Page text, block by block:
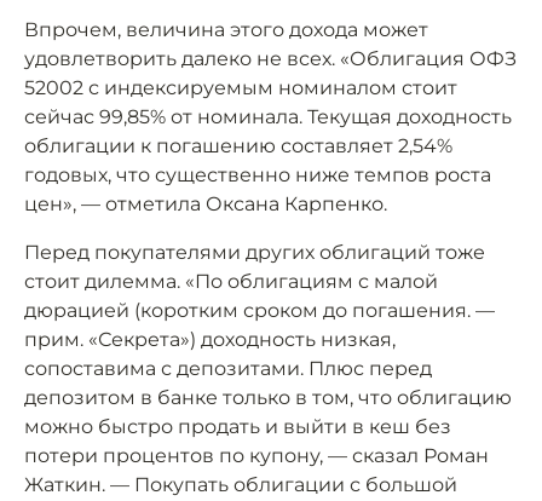
Впрочем, величина этого дохода может
удовлетворить далеко не всех. «Облигация ОФЗ
52002 с индексируемым номиналом стоит
сейчас 99,85% от номинала. Текущая доходность
облигации к погашению составляет 2,54%
годовых, что существенно ниже темпов роста
цен», — отметила Оксана Карпенко.
Перед покупателями других облигаций тоже
стоит дилемма. «По облигациям с малой
дюрацией (коротким сроком до погашения. —
прим. «Секрета») доходность низкая,
сопоставима с депозитами. Плюс перед
депозитом в банке только в том, что облигацию
можно быстро продать и выйти в кеш без
потери процентов по купону, — сказал Роман
Жаткин. — Покупать облигации с большой